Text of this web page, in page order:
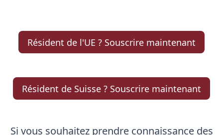
Résident de l'UE ? Souscrire maintenant
Résident de Suisse ? Souscrire maintenant
Si vous souhaitez prendre connaissance des